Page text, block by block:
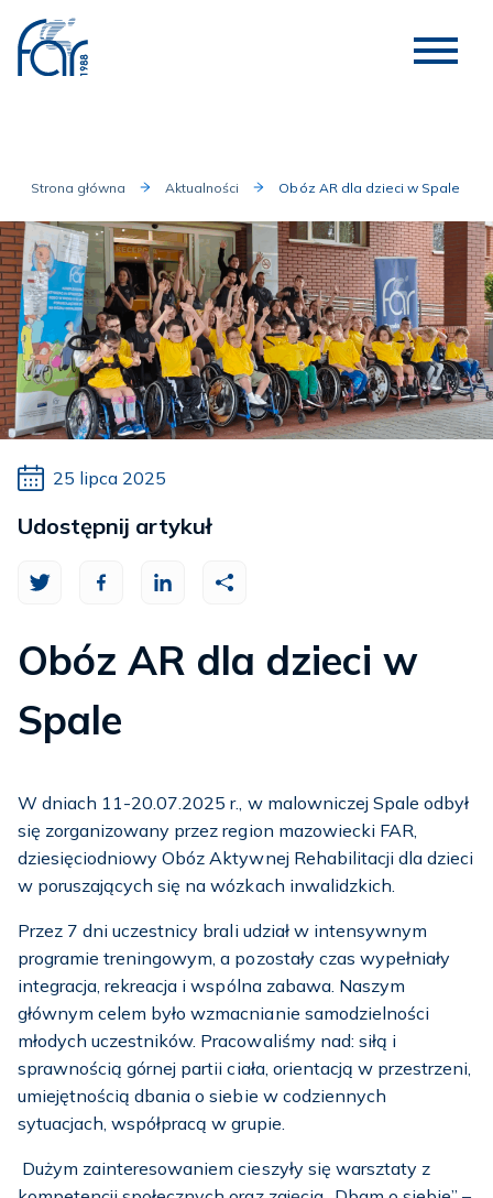
Strona główna Aktualności Obóz AR dla dzieci w Spale
25 lipca 2025
Obóz AR dla dzieci w
Spale
W dniach 11-20.07.2025 r., w malowniczej Spale odbył
się zorganizowany przez region mazowiecki FAR,
dziesięciodniowy Obóz Aktywnej Rehabilitacji dla dzieci
w poruszających się na wózkach inwalidzkich.
Przez 7 dni uczestnicy brali udział w intensywnym
programie treningowym, a pozostały czas wypełniały
integracja, rekreacja i wspólna zabawa. Naszym
głównym celem było wzmacnianie samodzielności
młodych uczestników. Pracowaliśmy nad: siłą i
sprawnością górnej partii ciała, orientacją w przestrzeni,
umiejętnością dbania o siebie w codziennych
sytuacjach, współpracą w grupie.
Dużym zainteresowaniem cieszyły się warsztaty z
Udostępnij artykuł